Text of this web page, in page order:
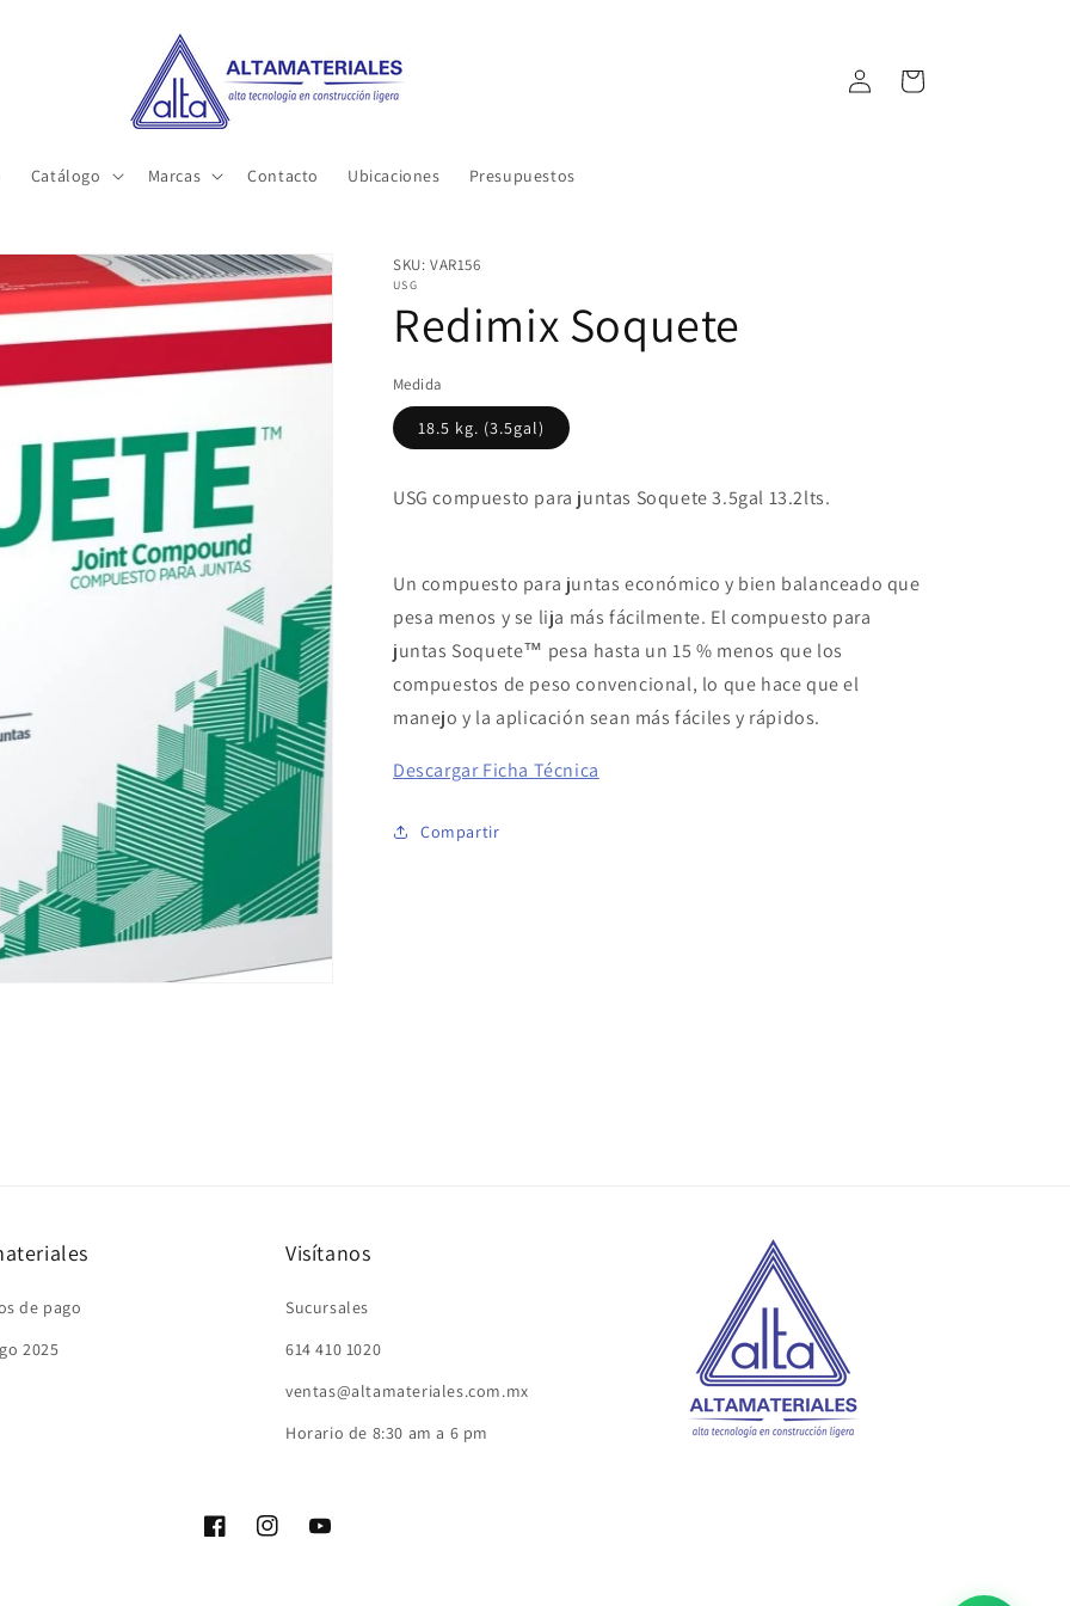
Catálogo Marcas Contacto Ubicaciones Presupuestos
sesión
Carrito
SKU: VAR156
USG
Redimix Soquete
Medida
18.5 kg. (3.5gal)
USG compuesto para juntas Soquete 3.5gal 13.2lts.
Un compuesto para juntas económico y bien balanceado que
pesa menos y se lija más fácilmente. El compuesto para
juntas Soquete™ pesa hasta un 15 % menos que los
compuestos de peso convencional, lo que hace que el
manejo y la aplicación sean más fáciles y rápidos.
Descargar Ficha Técnica
Compartir
de pago
2025
Visítanos
Sucursales
614 410 1020
ventas@altamateriales.com.mx
Horario de 8:30 am a 6 pm
FacebookInstagramYouTube